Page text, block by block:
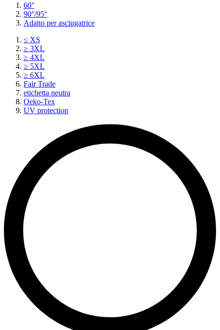
60°
90°/95°
Adatto per asciugatrice
≤ XS
≥ 3XL
≥ 4XL
≥ 5XL
≥ 6XL
Fair Trade
etichetta neutra
Oeko-Tex
UV protection